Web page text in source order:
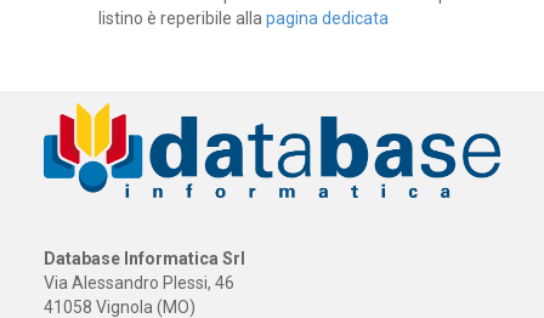
listino è reperibile allapagina dedicata
Database Informatica Srl
Via Alessandro Plessi, 46
41058 Vignola (MO)